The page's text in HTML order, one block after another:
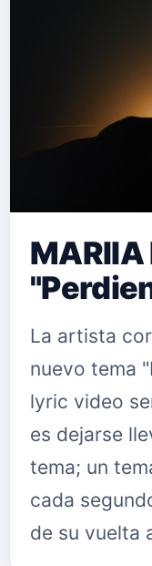
La artista
nuevo tema
lyric video
es dejarse
tema; un
cada
de su vuelta